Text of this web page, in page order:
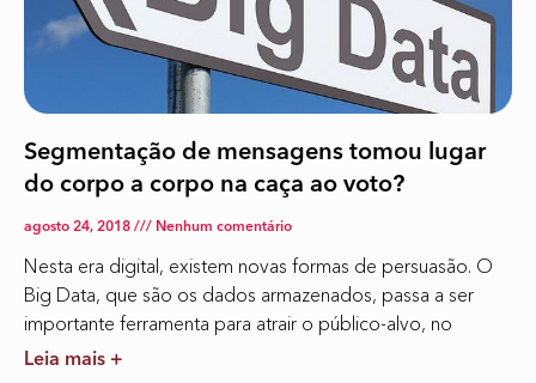
Segmentação de mensagens tomou lugar
do corpo a corpo na caça ao voto?
agosto 24, 2018 Nenhum comentário
Nesta era digital, existem novas formas de persuasão. O
Big Data, que são os dados armazenados, passa a ser
importante ferramenta para atrair o público-alvo, no
Leia mais +